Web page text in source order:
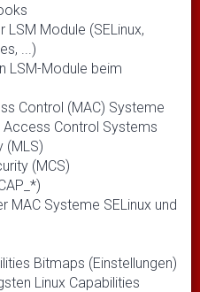
LSM Module (SELinux,
...)
LSM-Module beim
Control (MAC) Systeme
Control Systems
(MLS)
(MCS)
MAC Systeme SELinux und
Bitmaps (Einstellungen)
Linux Capabilities